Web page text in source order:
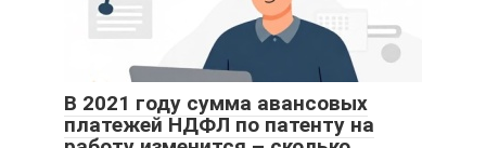
В 2021 году сумма авансовых
платежей НДФЛ по патенту на